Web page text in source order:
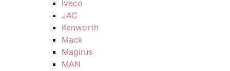
Iveco
JAC
Kenworth
Mack
Magirus
MAN